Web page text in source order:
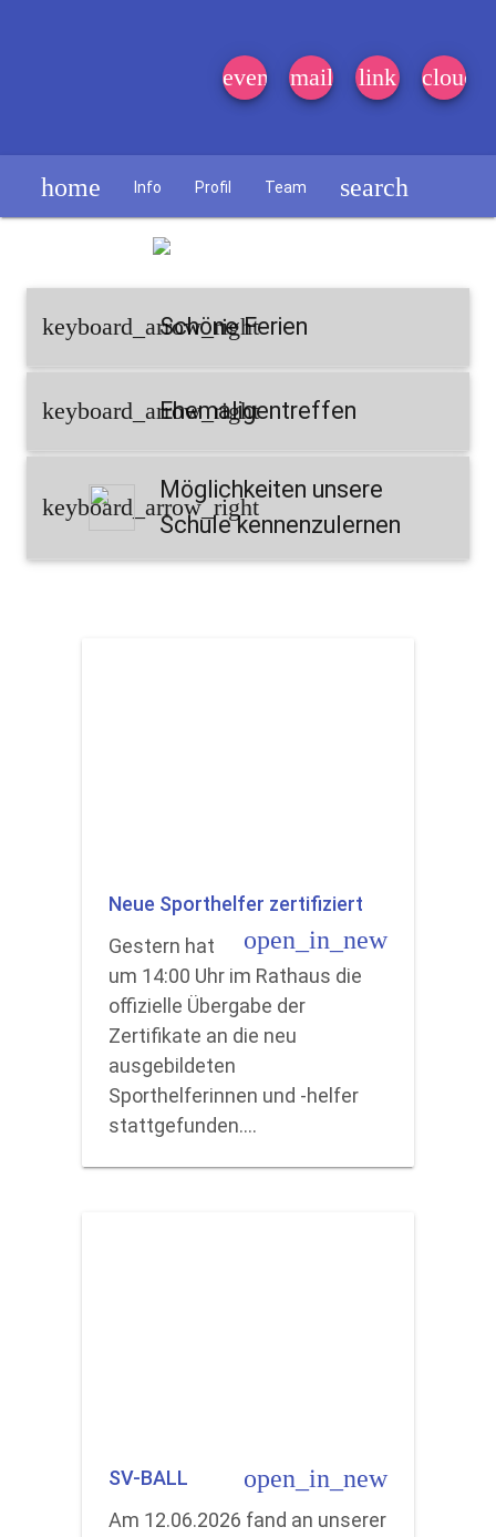
event_note
mail link cloud
home Info Profil Team search
keyboard_arrow_right
Schöne Ferien
keyboard_arrow_rightEhemaligentreffen
keyboard_arrow_right
Möglichkeiten unsere
Schule kennenzulernen
Neue Sporthelfer zertifiziert
open_in_new
Gestern hat
um 14:00 Uhr im Rathaus die
offizielle Übergabe der
Zertifikate an die neu
ausgebildeten
Sporthelferinnen und -helfer
stattgefunden.…
SV-BALL open_in_new
Am 12.06.2026 fand an unserer